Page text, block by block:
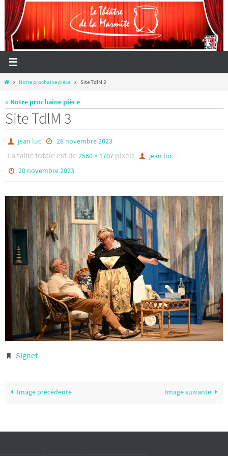
Passer
vers
le
contenu
HomeNotre prochaine pièce Site TdlM 3
« Notre prochaine pièce
Site TdlM 3
jean luc 28 novembre 2023
La taille totale est de 2560 × 1707 pixels
jean luc
28 novembre 2023
Signet.
Image précédente Image suivante